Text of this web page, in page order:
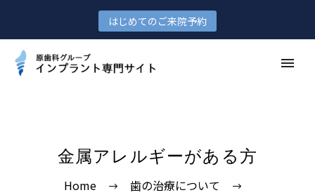
はじめてのご来院予約
金属アレルギーがある方
Home
歯の治療について